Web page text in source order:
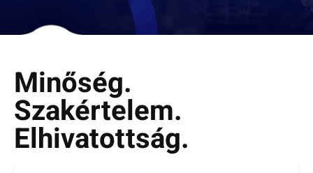
Minőség.
Szakértelem.
Elhivatottság.